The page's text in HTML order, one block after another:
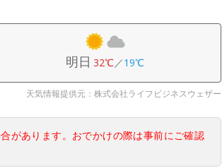
明日 32℃／19℃
天気情報提供元：株式会社ライフビジネスウェザー
があります。おでかけの際は事前にご確認